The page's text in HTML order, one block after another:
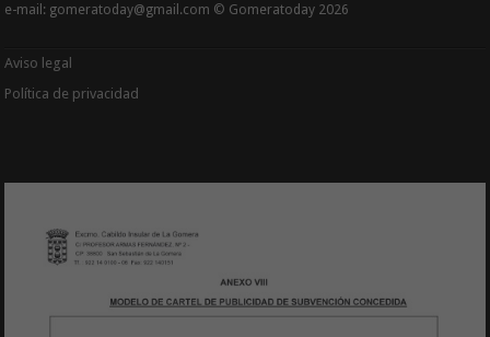
e-mail: gomeratoday@gmail.com © Gomeratoday 2026
Aviso legal
Política de privacidad